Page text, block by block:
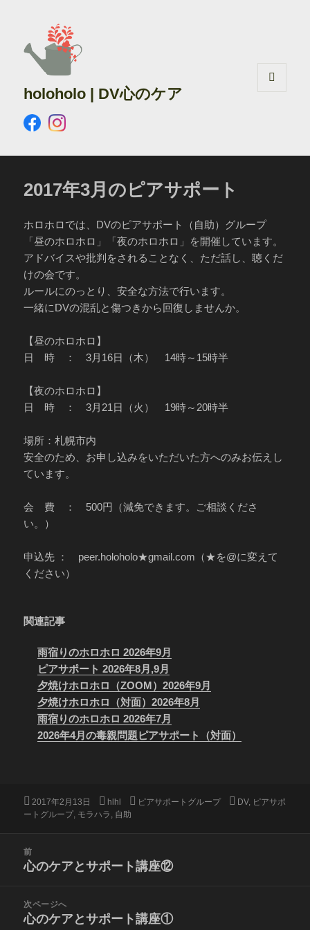
holoholo | DV心のケア
2017年3月のピアサポート
ホロホロでは、DVのピアサポート（自助）グループ
「昼のホロホロ」「夜のホロホロ」を開催しています。
アドバイスや批判をされることなく、ただ話し、聴くだ
けの会です。
ルールにのっとり、安全な方法で行います。
一緒にDVの混乱と傷つきから回復しませんか。
【昼のホロホロ】
日 時 ： 3月16日（木） 14時～15時半
【夜のホロホロ】
日 時 ： 3月21日（火） 19時～20時半
場所：札幌市内
安全のため、お申し込みをいただいた方へのみお伝えし
ています。
会 費 ： 500円（減免できます。ご相談くださ
い。）
申込先 ： peer.holoholo★gmail.com（★を@に変えて
ください）
関連記事
雨宿りのホロホロ 2026年9月
ピアサポート 2026年8月,9月
夕焼けホロホロ（ZOOM）2026年9月
夕焼けホロホロ（対面）2026年8月
雨宿りのホロホロ 2026年7月
2026年4月の毒親問題ピアサポート（対面）
投
稿
2017年2月13日
作
成
hlhl
カ
ピアサポートグループ
タ
DV, ピアサポ
ートグループ, モラハラ , 自助
前
前
投
稿:
心のケアとサポート講座⑫
次ページへ
次
心のケアとサポート講座①